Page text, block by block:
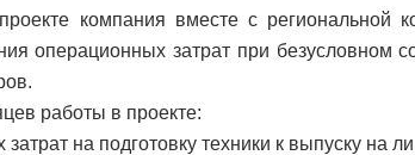
компания вместе с региональной
операционных затрат при безусловном
работы в проекте:
на подготовку техники к выпуску на